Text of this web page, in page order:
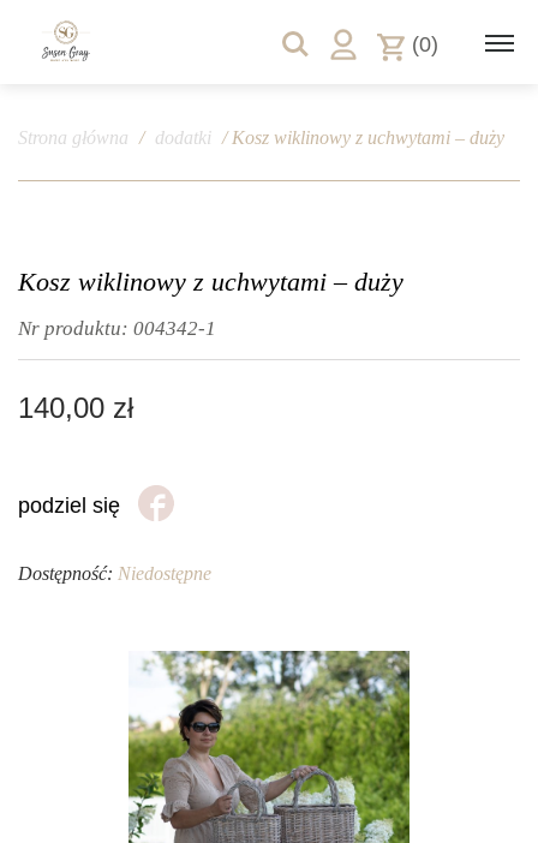
(0)
Strona główna / dodatki / Kosz wiklinowy z uchwytami – duży
Kosz wiklinowy z uchwytami – duży
Nr produktu: 004342-1
140,00 zł
podziel się
Dostępność: Niedostępne